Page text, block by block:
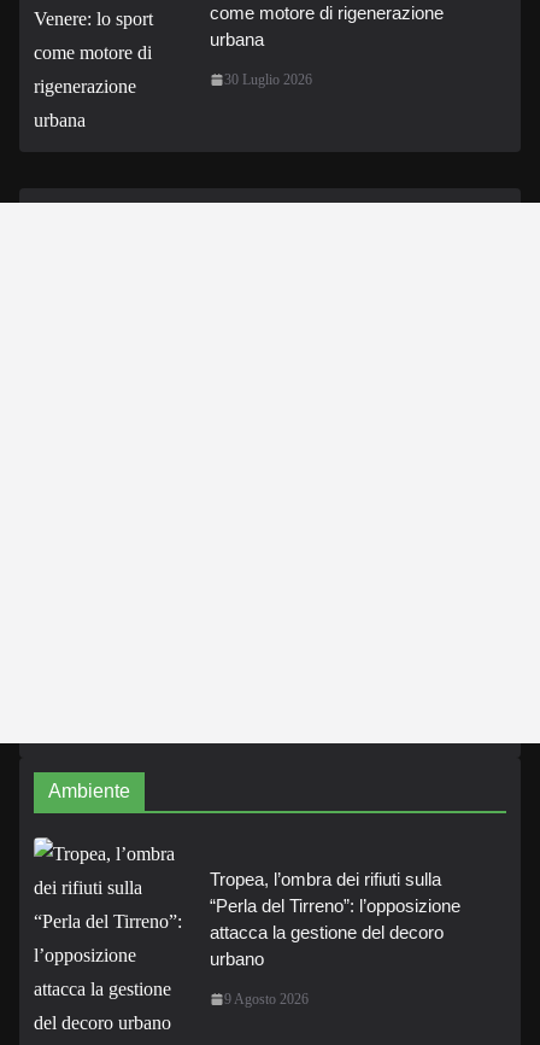
come motore di rigenerazione
urbana
30 Luglio 2026
Ambiente
Tropea, l’ombra dei rifiuti sulla
“Perla del Tirreno”: l’opposizione
attacca la gestione del decoro
urbano
9 Agosto 2026